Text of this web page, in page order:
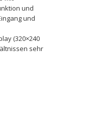
und
und
(320×240
sehr